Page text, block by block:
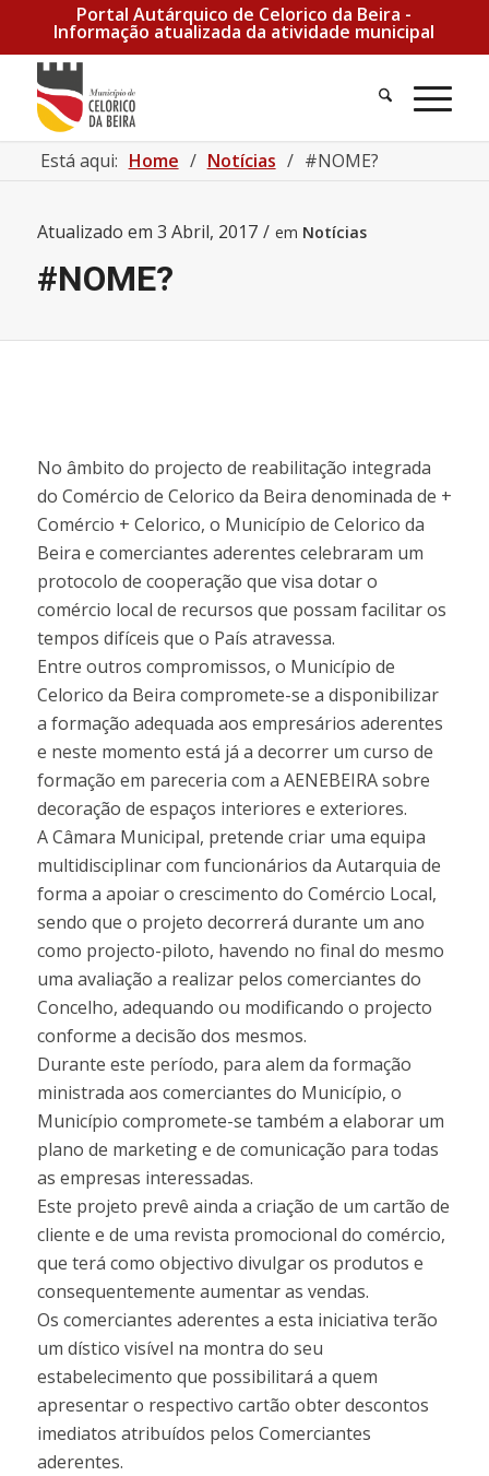
Portal Autárquico de Celorico da Beira -
Informação atualizada da atividade municipal
Pesquisa
Está aqui: Home / Notícias / #NOME?
Atualizado em 3 Abril, 2017 / em Notícias
#NOME?
No âmbito do projecto de reabilitação integrada
do Comércio de Celorico da Beira denominada de +
Comércio + Celorico, o Município de Celorico da
Beira e comerciantes aderentes celebraram um
protocolo de cooperação que visa dotar o
comércio local de recursos que possam facilitar os
tempos difíceis que o País atravessa.
Entre outros compromissos, o Município de
Celorico da Beira compromete-se a disponibilizar
a formação adequada aos empresários aderentes
e neste momento está já a decorrer um curso de
formação em pareceria com a AENEBEIRA sobre
decoração de espaços interiores e exteriores.
A Câmara Municipal, pretende criar uma equipa
multidisciplinar com funcionários da Autarquia de
forma a apoiar o crescimento do Comércio Local,
sendo que o projeto decorrerá durante um ano
como projecto-piloto, havendo no final do mesmo
uma avaliação a realizar pelos comerciantes do
Concelho, adequando ou modificando o projecto
conforme a decisão dos mesmos.
Durante este período, para alem da formação
ministrada aos comerciantes do Município, o
Município compromete-se também a elaborar um
plano de marketing e de comunicação para todas
as empresas interessadas.
Este projeto prevê ainda a criação de um cartão de
cliente e de uma revista promocional do comércio,
que terá como objectivo divulgar os produtos e
consequentemente aumentar as vendas.
Os comerciantes aderentes a esta iniciativa terão
um dístico visível na montra do seu
estabelecimento que possibilitará a quem
apresentar o respectivo cartão obter descontos
imediatos atribuídos pelos Comerciantes
aderentes.